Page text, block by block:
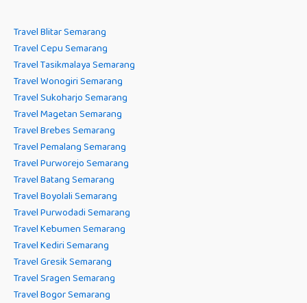
Travel Blitar Semarang
Travel Cepu Semarang
Travel Tasikmalaya Semarang
Travel Wonogiri Semarang
Travel Sukoharjo Semarang
Travel Magetan Semarang
Travel Brebes Semarang
Travel Pemalang Semarang
Travel Purworejo Semarang
Travel Batang Semarang
Travel Boyolali Semarang
Travel Purwodadi Semarang
Travel Kebumen Semarang
Travel Kediri Semarang
Travel Gresik Semarang
Travel Sragen Semarang
Travel Bogor Semarang